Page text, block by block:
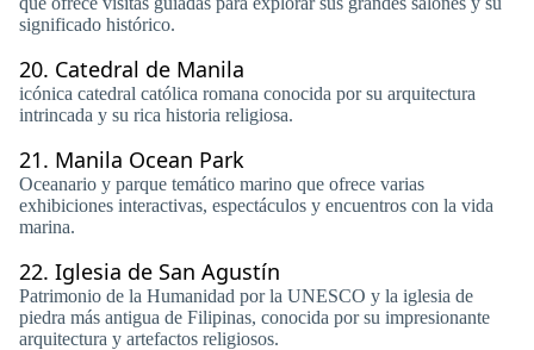
significado histórico.
20. Catedral de Manila
icónica catedral católica romana conocida por su arquitectura
intrincada y su rica historia religiosa.
21. Manila Ocean Park
Oceanario y parque temático marino que ofrece varias
exhibiciones interactivas, espectáculos y encuentros con la vida
marina.
22. Iglesia de San Agustín
Patrimonio de la Humanidad por la UNESCO y la iglesia de
piedra más antigua de Filipinas, conocida por su impresionante
arquitectura y artefactos religiosos.